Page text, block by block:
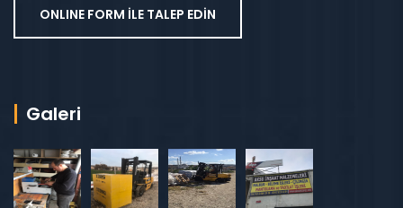
ONLINE FORM İLE TALEP EDİN
Galeri